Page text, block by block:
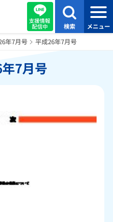
支援情報
配信中 検索 メニュー
年7月号 平成26年7月号
7月号